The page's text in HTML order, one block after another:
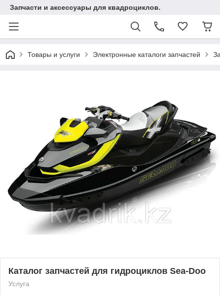
Запчасти и аксессуары для квадроциклов.
Товары и услуги Электронные каталоги запчастей
Каталог запчастей для гидроциклов Sea-Doo
Услуга